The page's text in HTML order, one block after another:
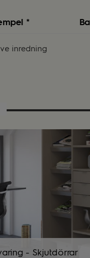
*
inredning
- Skjutdörrar